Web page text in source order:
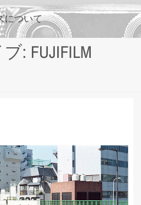
について
: FUJIFILM